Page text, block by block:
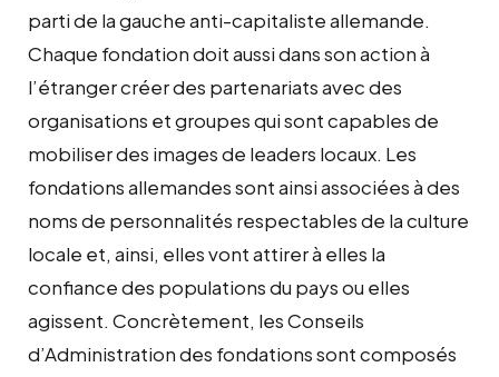
parti de la gauche anti-capitaliste allemande.
Chaque fondation doit aussi dans son action à
l’étranger créer des partenariats avec des
organisations et groupes qui sont capables de
mobiliser des images de leaders locaux. Les
fondations allemandes sont ainsi associées à des
noms de personnalités respectables de la culture
locale et, ainsi, elles vont attirer à elles la
confiance des populations du pays ou elles
agissent. Concrètement, les Conseils
d’Administration des fondations sont composés